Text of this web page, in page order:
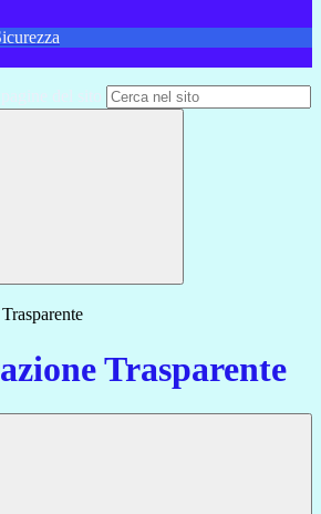
del sito
Trasparente